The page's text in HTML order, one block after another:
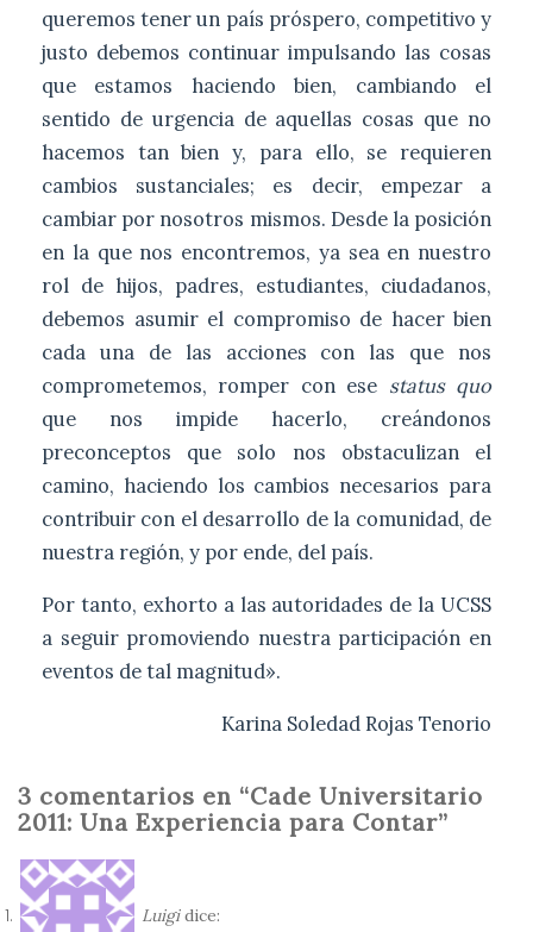
queremos tener un país próspero, competitivo y
justo debemos continuar impulsando las cosas
que estamos haciendo bien, cambiando el
sentido de urgencia de aquellas cosas que no
hacemos tan bien y, para ello, se requieren
cambios sustanciales; es decir, empezar a
cambiar por nosotros mismos. Desde la posición
en la que nos encontremos, ya sea en nuestro
rol de hijos, padres, estudiantes, ciudadanos,
debemos asumir el compromiso de hacer bien
cada una de las acciones con las que nos
comprometemos, romper con ese status quo
que nos impide hacerlo, creándonos
preconceptos que solo nos obstaculizan el
camino, haciendo los cambios necesarios para
contribuir con el desarrollo de la comunidad, de
nuestra región, y por ende, del país.
Por tanto, exhorto a las autoridades de la UCSS
a seguir promoviendo nuestra participación en
eventos de tal magnitud».
Karina Soledad Rojas Tenorio
3 comentarios en “Cade Universitario
2011: Una Experiencia para Contar”
Luigi dice: